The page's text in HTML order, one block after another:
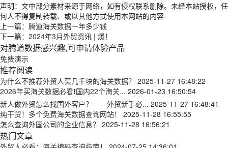
声明：文中部分素材来源于网络，如有侵权联系删除。未经本站授权，任
何人不得复制转载、或以其他方式使用本网站的内容
上一篇： 腾道海关数据一年多少钱
下一篇： 2024年3月外贸资讯 | 爆！
对腾道数据感兴趣,可申请体验产品
免费演示
推荐阅读
为什么不推荐外贸人买几千块的海关数据？ 2025-11-27 16:48:22
2026年买海关数据必看❗国内22个海关... 2026-01-23 16:50:54
新人做外贸怎么找国外客户？——外贸新手必... 2025-11-27 16:48:41
纯干货！多个免费海关数据查询网站！
2025-11-28 16:55:55
怎么查询外国公司的企业信息？ 2025-11-28 16:56:21
热门文章